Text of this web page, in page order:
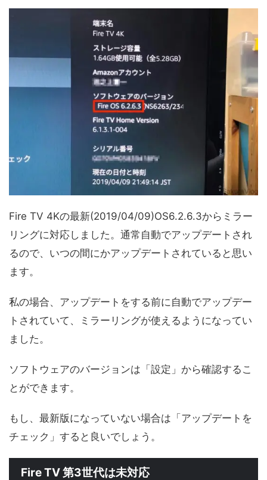
Fire TV 4Kの最新(2019/04/09)OS6.2.6.3からミラー
リングに対応しました。通常自動でアップデートされ
るので、いつの間にかアップデートされていると思い
ます。
私の場合、アップデートをする前に自動でアップデー
トされていて、ミラーリングが使えるようになってい
ました。
ソフトウェアのバージョンは「設定」から確認するこ
とができます。
もし、最新版になっていない場合は「アップデートを
チェック」すると良いでしょう。
Fire TV 第3世代は未対応